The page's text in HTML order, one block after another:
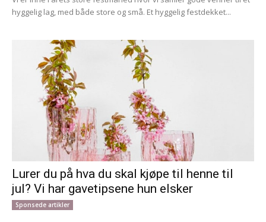
hyggelig lag, med både store og små. Et hyggelig festdekket...
Lurer du på hva du skal kjøpe til henne til
jul? Vi har gavetipsene hun elsker
Sponsede artikler